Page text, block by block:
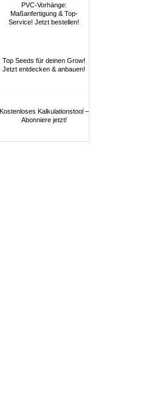
PVC-Vorhänge:
Maßanfertigung & Top-
Service! Jetzt bestellen!
Top Seeds für deinen Grow!
Jetzt entdecken & anbauen!
Kostenloses Kalkulationstool –
Abonniere jetzt!